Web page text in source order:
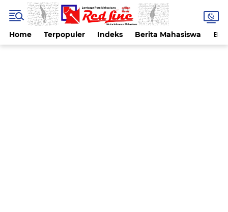
Home Terpopuler Indeks Berita Mahasiswa